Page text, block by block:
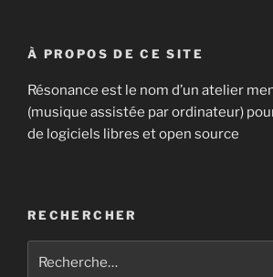
À PROPOS DE CE SITE
Résonance est le nom d’un atelier
(musique assistée par ordinateur)
de logiciels libres et open source
RECHERCHER
pour